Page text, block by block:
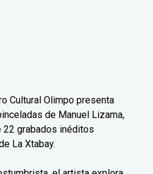
Cultural Olimpo presenta
de Manuel Lizama,
22 grabados inéditos
La Xtabay.